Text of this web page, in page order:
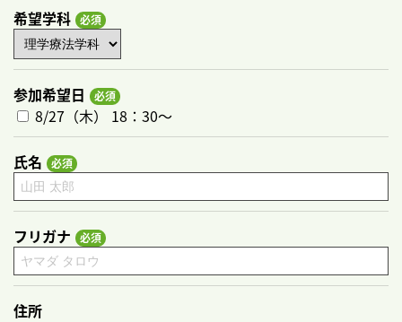
希望学科
参加希望日
8/27（木） 18：30～
氏名
フリガナ
住所